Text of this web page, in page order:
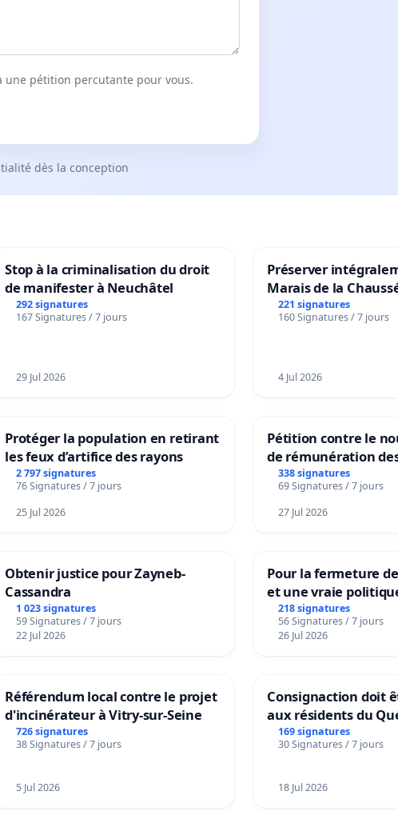
une pétition percutante pour vous.
dès la conception
Stop à la criminalisation du droit
de manifester à Neuchâtel
292 signatures
167 Signatures / 7 jours
29 Jul 2026
Préserver
Marais de la
221 signatures
160 Signatures / 7 jours
4 Jul 2026
Protéger la population en retirant
les feux d’artifice des rayons
2 797 signatures
76 Signatures / 7 jours
25 Jul 2026
Pétition contre le
de rémunération
panifiables de Swiss
sur la teneur en
338 signatures
69 Signatures / 7 jours
27 Jul 2026
Obtenir justice pour Zayneb-
Cassandra
1 023 signatures
59 Signatures / 7 jours
22 Jul 2026
Pour la fermeture
et une vraie
la dépendance
218 signatures
56 Signatures / 7 jours
26 Jul 2026
Référendum local contre le projet
d'incinérateur à Vitry-sur-Seine
726 signatures
38 Signatures / 7 jours
5 Jul 2026
Consignaction doit
aux résidents du
169 signatures
30 Signatures / 7 jours
18 Jul 2026